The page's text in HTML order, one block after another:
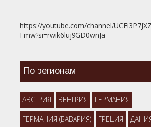
https://youtube.com/channel/
Fmw?si=rwik6luj9GD0wnJa
По регионам
АВСТРИЯ ВЕНГРИЯ ГЕРМАНИЯ
ГЕРМАНИЯ (БАВАРИЯ) ГРЕЦИЯ